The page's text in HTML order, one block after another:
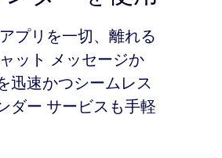
プリを一切、離れる
ット メッセージか
迅速かつシームレス
ダー サービスも手軽